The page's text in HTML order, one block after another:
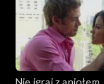
Nie igraj z aniołem